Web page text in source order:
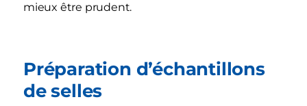
mieux être prudent.
Préparation d’échantillons
de selles